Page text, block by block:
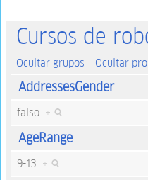
Cursos de
Ocultar grupos Ocultar
AddressesGender
falso +
AgeRange
9-13 +